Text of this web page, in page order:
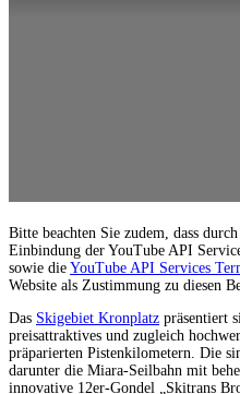
Bitte beachten Sie zudem, dass
Einbindung der YouTube API
sowie die YouTube API Services
Website als Zustimmung zu diesen
Das Skigebiet Kronplatz präsentiert
preisattraktives und zugleich
präparierten Pistenkilometern. Die
darunter die Miara-Seilbahn mit
innovative 12er-Gondel „Skitrans